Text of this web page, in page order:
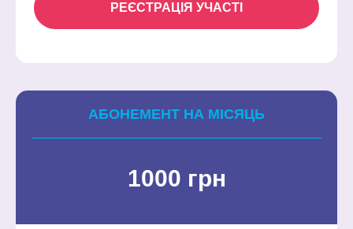
РЕЄСТРАЦІЯ УЧАСТІ
АБОНЕМЕНТ НА МІСЯЦЬ
1000 грн